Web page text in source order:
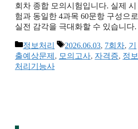
회차 종합 모의시험입니다. 실제 시
험과 동일한 4과목 60문항 구성으로
실전 감각을 극대화할 수 있습니다.
카
테
고
정보처리
태
그
2026.06.03, 7회차, 기
출예상문제 , 모의고사, 자격증, 정보
처리기능사